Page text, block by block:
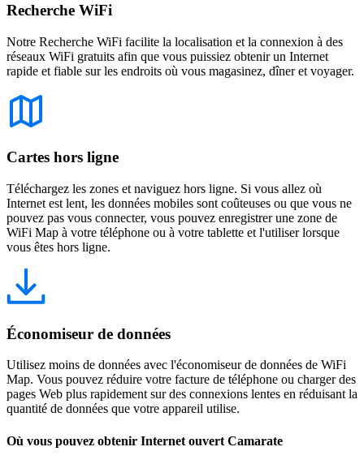
Recherche WiFi
Notre Recherche WiFi facilite la localisation et la connexion à des
réseaux WiFi gratuits afin que vous puissiez obtenir un Internet
rapide et fiable sur les endroits où vous magasinez, dîner et voyager.
Cartes hors ligne
Téléchargez les zones et naviguez hors ligne. Si vous allez où
Internet est lent, les données mobiles sont coûteuses ou que vous ne
pouvez pas vous connecter, vous pouvez enregistrer une zone de
WiFi Map à votre téléphone ou à votre tablette et l'utiliser lorsque
vous êtes hors ligne.
Économiseur de données
Utilisez moins de données avec l'économiseur de données de WiFi
Map. Vous pouvez réduire votre facture de téléphone ou charger des
pages Web plus rapidement sur des connexions lentes en réduisant la
quantité de données que votre appareil utilise.
Où vous pouvez obtenir Internet ouvert Camarate